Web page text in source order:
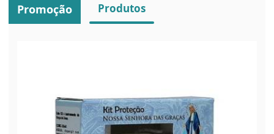
Promoção Produtos